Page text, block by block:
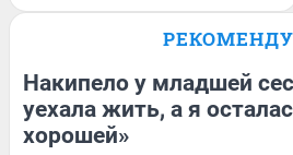
Накипело у младшей
уехала жить, а я
хорошей»